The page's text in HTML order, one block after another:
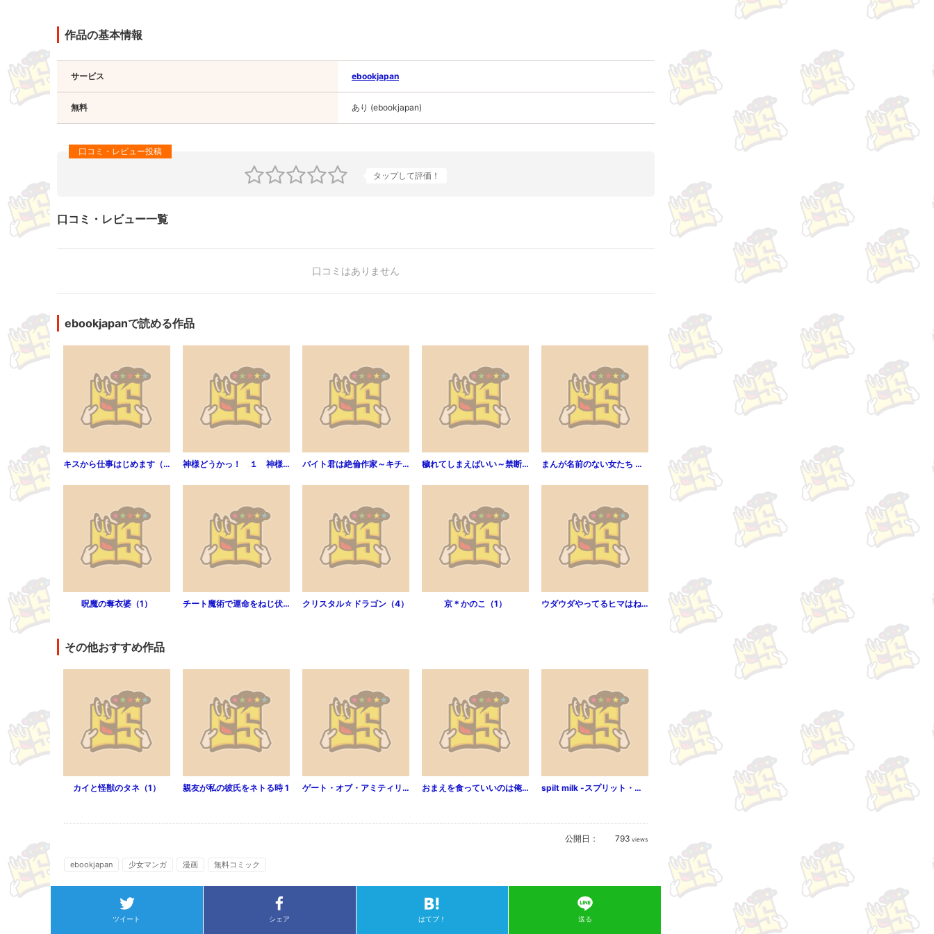
作品の基本情報
サービス ebookjapan
無料 あり (ebookjapan)
タップして評価！
口コミ・レビュー一覧
口コミはありません
ebookjapanで読める作品
キスから仕事はじめます（1） 神様どうかっ！ １ 神様どうかっ！【分冊版1/10】 バイト君は絶倫作家～キチクで嘘つき～（分冊版）（第1話） 穢れてしまえばいい～禁断の甘い糸（1） まんが名前のない女たち 企画AV女優―凌辱と金（分冊版）（第1話）
呪魔の奪衣婆（1） チート魔術で運命をねじ伏せる（1） クリスタル☆ドラゴン（4） 京＊かのこ（1） ウダウダやってるヒマはねェ！（1）
その他おすすめ作品
カイと怪獣のタネ（1） 親友が私の彼氏をネトる時 1 ゲート・オブ・アミティリシア・オンライン WEBコミックガンマぷらす連載版 第3話 おまえを食っていいのは俺だけだ 絶倫親子の餌食（分冊版） 【第2話】 spilt milk -スプリット・ミルク-（act.1）
公開日： 793 views
ebookjapan 少女マンガ 漫画 無料コミック
ツイート シェア はてブ！ 送る